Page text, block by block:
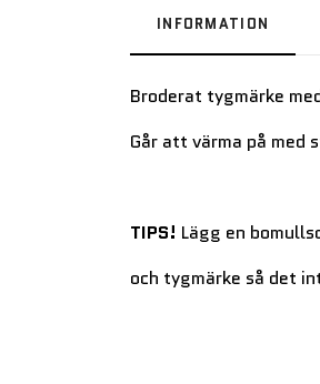
INFORMATION
Broderat tygmärke
Går att värma på
TIPS! Lägg en
och tygmärke så det